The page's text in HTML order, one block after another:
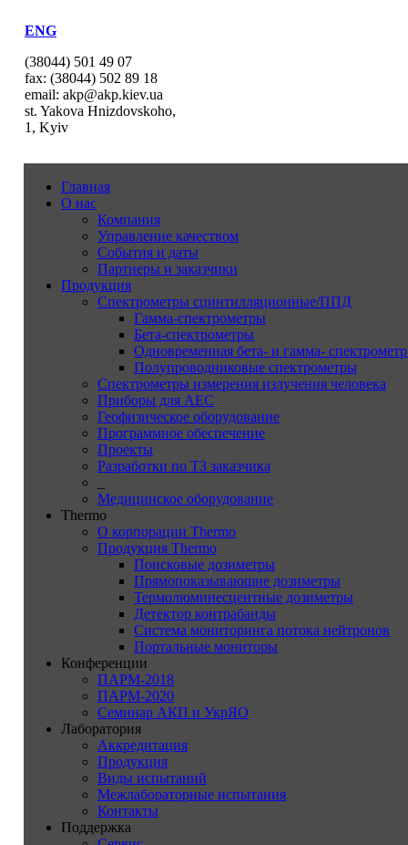
ENG
(38044) 501 49 07
fax: (38044) 502 89 18
email: akp@akp.kiev.ua
st. Yakova Hnizdovskoho,
1, Kyiv
Главная
О нас
Компания
Управление качеством
События и даты
Партнеры и заказчики
Продукция
Спектрометры сцинтилляционные/ППД
Гамма-спектрометры
Бета-спектрометры
Одновременная бета- и гамма-
Полупроводниковые спектрометры
Спектрометры измерения излучения человека
Приборы для АЕС
Геофизическое оборудование
Программное обеспечение
Проекты
Разработки по ТЗ заказчика
Медицинское оборудование
Thermo
О корпорации Thermo
Продукция Thermo
Поисковые дозиметры
Прямопоказывающие дозиметры
Термолюминесцентные дозиметры
Детектор контрабанды
Система мониторинга потока нейтронов
Портальные мониторы
Конференции
ПАРМ-2018
ПАРМ-2020
Семинар АКП и УкрЯО
Лаборатория
Аккредитация
Продукция
Виды испытаний
Межлабораторные испытания
Контакты
Поддержка